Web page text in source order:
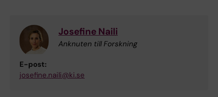
Josefine Naili
Anknuten till Forskning
E-post:
josefine.naili@ki.se